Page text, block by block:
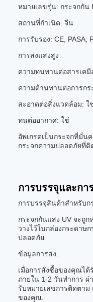
หมายเลขรุ่น: กระจกกัน
สถานที่กําเนิด: จีน
การรับรอง: CE, PASA,
การส่งแสงสูง
ความทนทานต่อสารเคมี
ความต้านทานต่อการกร
สะอาดต่อสิ่งแวดล้อม: ใ
ทนต่ออากาศ: ใช่
อัพเกรดเป็นกระจกที่มั่น
กระจกความปลอดภัยที่ติ
การบรรจุและกา
การบรรจุสินค้าสําหรับก
กระจกกันแสง UV จะถู
วางไว้ในกล่องกระดาษ
ปลอดภัย
ข้อมูลการส่ง:
เมื่อการสั่งซื้อของคุณได้
ภายใน 1-2 วันทําการ
รับหมายเลขการติดตาม
ของคุณ.